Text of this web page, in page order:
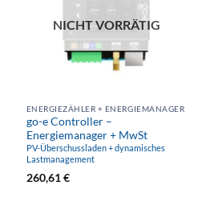
NICHT VORRÄTIG
ENERGIEZÄHLER + ENERGIEMANAGER
go-e Controller –
Energiemanager + MwSt
PV-Überschussladen + dynamisches
Lastmanagement
260,61€